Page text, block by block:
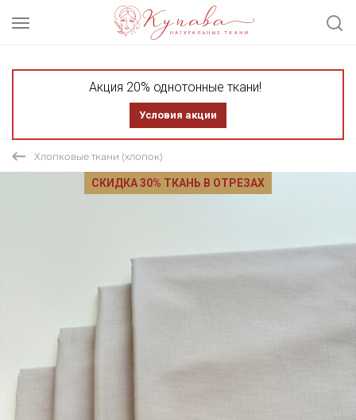
Акция 20% однотонные ткани!
Условия акции
Хлопковые ткани (хлопок)
СКИДКА 30% ТКАНЬ В ОТРЕЗАХ